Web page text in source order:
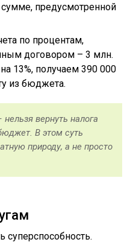
сумме, предусмотренной
по процентам,
договором – 3 млн.
13%, получаем 390 000
из бюджета.
вернуть налога
В этом суть
природу, а не просто
суперспособность.